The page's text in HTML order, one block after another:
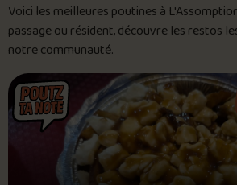
Trouve
Le
Jeu –
Voici les meilleures poutines à
passage ou résident, découvre les restos
notre communauté.